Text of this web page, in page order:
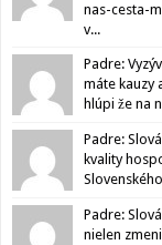
nas-cesta-
v...
Padre:
máte kauzy
hlúpi že na
Padre:
kvality
Padre:
nielen